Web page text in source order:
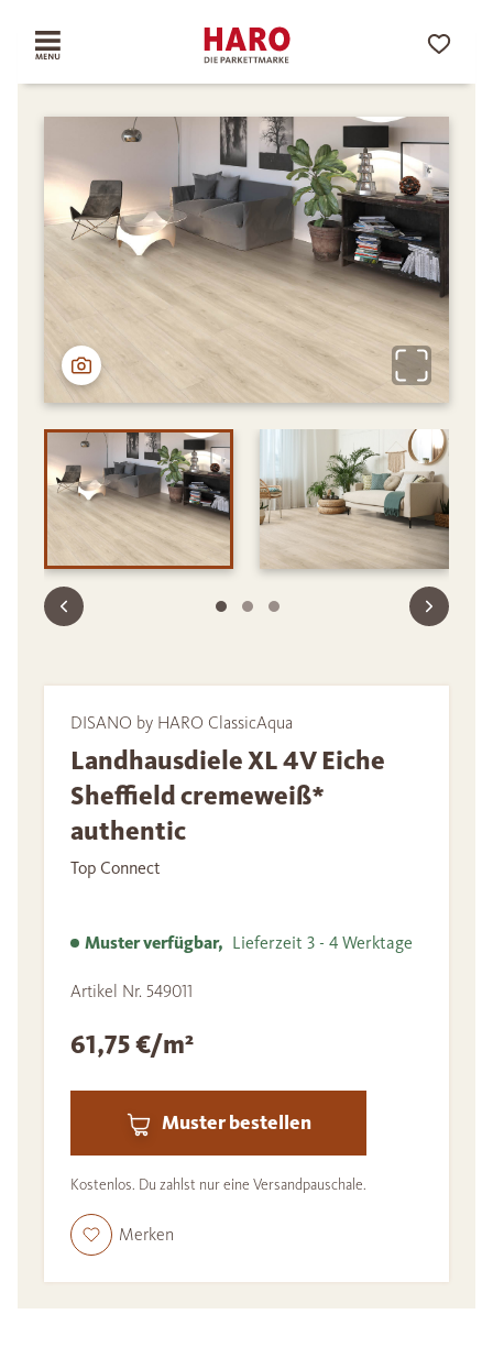
DISANO by HARO ClassicAqua
Landhausdiele XL 4V Eiche
Sheffield cremeweiß*
authentic
Top Connect
Muster verfügbar, Lieferzeit 3 - 4 Werktage
Artikel Nr. 549011
61,75 €/m²
Muster bestellen
Kostenlos. Du zahlst nur eine Versandpauschale.
Merken